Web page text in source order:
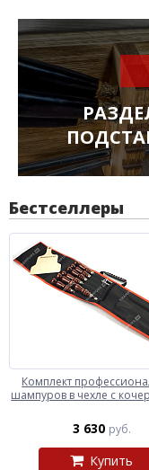
Бестселлеры
Комплект
шампуров в чехле с
3 630 руб.
Купить